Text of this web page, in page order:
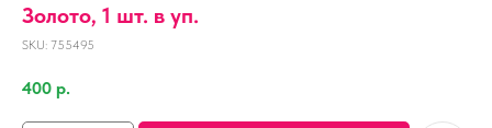
Золото, 1 шт. в уп.
SKU: 755495
400 р.